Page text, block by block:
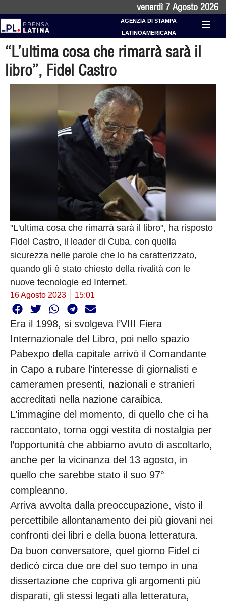
venerdì 7 Agosto 2026
AGENZIA DI STAMPA
LATINOAMERICANA
“L’ultima cosa che rimarrà sarà il
libro”, Fidel Castro
"L'ultima cosa che rimarrà sarà il libro", ha risposto
Fidel Castro, il leader di Cuba, con quella
sicurezza nelle parole che lo ha caratterizzato,
quando gli è stato chiesto della rivalità con le
nuove tecnologie ed Internet.
16 Agosto 2023 15:01
Era il 1998, si svolgeva l’VIII Fiera
Internazionale del Libro, poi nello spazio
Pabexpo della capitale arrivò il Comandante
in Capo a rubare l’interesse di giornalisti e
cameramen presenti, nazionali e stranieri
accreditati nella nazione caraibica.
L’immagine del momento, di quello che ci ha
raccontato, torna oggi vestita di nostalgia per
l’opportunità che abbiamo avuto di ascoltarlo,
anche per la vicinanza del 13 agosto, in
quello che sarebbe stato il suo 97°
compleanno.
Arriva avvolta dalla preoccupazione, visto il
percettibile allontanamento dei più giovani nei
confronti dei libri e della buona letteratura.
Da buon conversatore, quel giorno Fidel ci
dedicò circa due ore del suo tempo in una
dissertazione che copriva gli argomenti più
disparati, gli stessi legati alla letteratura,